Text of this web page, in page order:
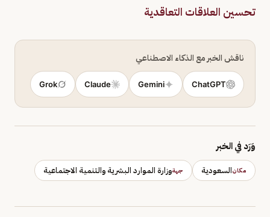
تحسين العلاقات التعاقدية
ناقش الخبر مع الذكاء الاصطناعي
ChatGPT
Gemini
Claude
Grok
وَرَد في الخبر
مكانالسعودية جهةوزارة الموارد البشرية والتنمية الاجتماعية